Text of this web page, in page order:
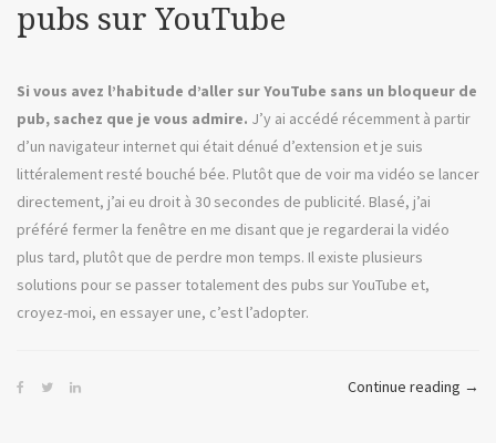
pubs sur YouTube
Si vous avez l’habitude d’aller sur YouTube sans un bloqueur de
pub, sachez que je vous admire. J’y ai accédé récemment à partir
d’un navigateur internet qui était dénué d’extension et je suis
littéralement resté bouché bée. Plutôt que de voir ma vidéo se lancer
directement, j’ai eu droit à 30 secondes de publicité. Blasé, j’ai
préféré fermer la fenêtre en me disant que je regarderai la vidéo
plus tard, plutôt que de perdre mon temps. Il existe plusieurs
solutions pour se passer totalement des pubs sur YouTube et,
croyez-moi, en essayer une, c’est l’adopter.
Continue reading «
→